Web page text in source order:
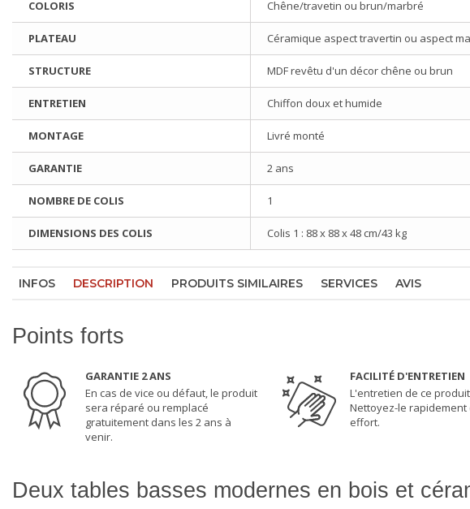
COLORIS Chêne/travetin ou brun/marbré
PLATEAU Céramique aspect travertin ou aspect
STRUCTURE MDF revêtu d'un décor chêne ou brun
ENTRETIEN Chiffon doux et humide
MONTAGE Livré monté
GARANTIE 2 ans
NOMBRE DE COLIS 1
DIMENSIONS DES COLIS Colis 1 : 88 x 88 x 48 cm/43 kg
INFOS DESCRIPTION PRODUITS SIMILAIRES SERVICES AVIS
Points forts
GARANTIE 2 ANS
En cas de vice ou défaut, le produit
sera réparé ou remplacé
gratuitement dans les 2 ans à
venir.
FACILITÉ D'ENTRETIEN
L'entretien de ce
Nettoyez-le rapidement
effort.
Deux tables basses modernes en bois et